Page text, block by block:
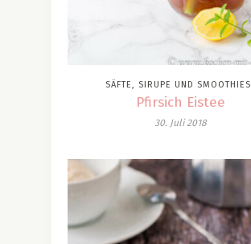
SÄFTE, SIRUPE UND SMOOTHIES
Pfirsich Eistee
30. Juli 2018